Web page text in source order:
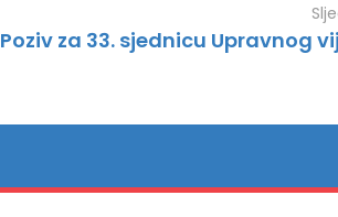
Poziv za 33. sjednicu Upravnog